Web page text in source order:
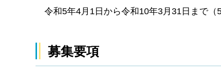
令和5年4月1日から令和10年3月31日まで
募集要項